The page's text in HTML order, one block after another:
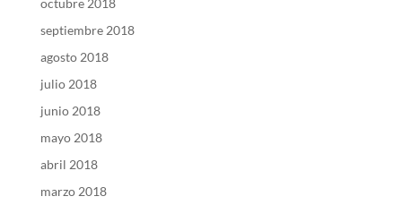
octubre 2018
septiembre 2018
agosto 2018
julio 2018
junio 2018
mayo 2018
abril 2018
marzo 2018